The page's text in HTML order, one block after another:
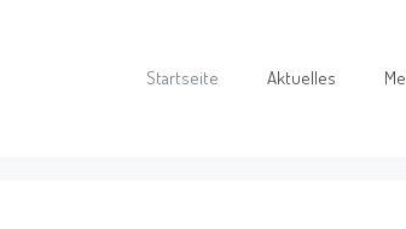
Startseite Aktuelles